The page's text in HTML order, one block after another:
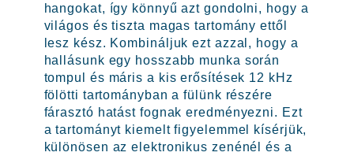
hangokat, így könnyű azt gondolni, hogy a
világos és tiszta magas tartomány ettől
lesz kész. Kombináljuk ezt azzal, hogy a
hallásunk egy hosszabb munka során
tompul és máris a kis erősítések 12 kHz
fölötti tartományban a fülünk részére
fárasztó hatást fognak eredményezni. Ezt
a tartományt kiemelt figyelemmel kísérjük,
különösen az elektronikus zenénél és a